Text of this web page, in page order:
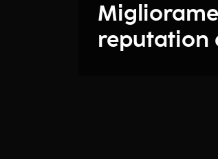
reputation